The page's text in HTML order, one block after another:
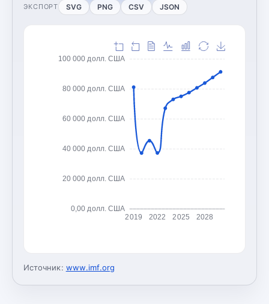
ЭКСПОРТ SVG PNG CSV JSON
0,00 долл. США
20 000 долл. США
40 000 долл. США
60 000 долл. США
80 000 долл. США
100 000 долл. США
2019 2022 2025 2028
Источник: www.imf.org